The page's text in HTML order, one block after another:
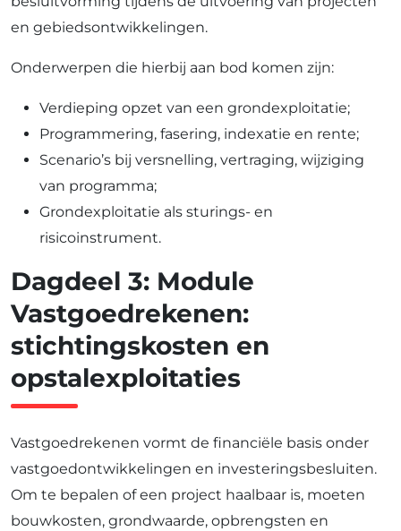
en gebiedsontwikkelingen.
Onderwerpen die hierbij aan bod komen zijn:
Verdieping opzet van een grondexploitatie;
Programmering, fasering, indexatie en rente;
Scenario’s bij versnelling, vertraging, wijziging
van programma;
Grondexploitatie als sturings- en
risicoinstrument.
Dagdeel 3: Module
Vastgoedrekenen:
stichtingskosten en
opstalexploitaties
Vastgoedrekenen vormt de financiële basis onder
vastgoedontwikkelingen en investeringsbesluiten.
Om te bepalen of een project haalbaar is, moeten
bouwkosten, grondwaarde, opbrengsten en